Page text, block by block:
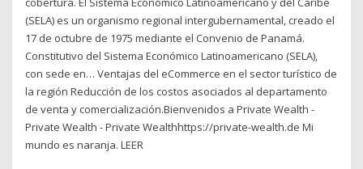
(SELA) es un organismo regional intergubernamental, creado el
17 de octubre de 1975 mediante el Convenio de Panamá.
Constitutivo del Sistema Económico Latinoamericano (SELA),
con sede en… Ventajas del eCommerce en el sector turístico de
la región Reducción de los costos asociados al departamento
de venta y comercialización.Bienvenidos a Private Wealth -
Private Wealth - Private Wealthhttps://private-wealth.de Mi
mundo es naranja. LEER